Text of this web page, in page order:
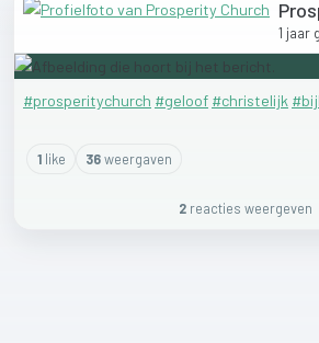
1 jaar
#prosperitychurch #geloof #christelijk
1like 36weergaven
2 reacties weergeven